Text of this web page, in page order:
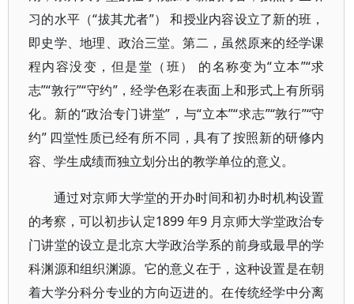
习的水平（“拔其尤者”） 和授业内容设立了新的班，
即史学、地理、政治三堂。第二，虽然原来的经学课
程内容没变，但是堂（班） 的名称变为“立本”“求
志”“敦行”“守约”，经学色彩在表面上和形式上有所弱
化。新的“政治专门讲堂”，与“立本”“求志”“敦行”“守
约” 四堂性质已经有所不同，具有了按照新的研修内
容、学生成绩而独立划分出的教学单位的意义。
通过对京师大学堂的开办时间和初办时机构设置
的考察，可以初步认定1899 年9 月京师大学堂政治专
门讲堂的设立是北京大学政治学系的前身或最早的学
科渊源和组织渊源。它的意义在于，这种设置是在朝
着大学分科分专业的方向迈进的。在传统经学中分离